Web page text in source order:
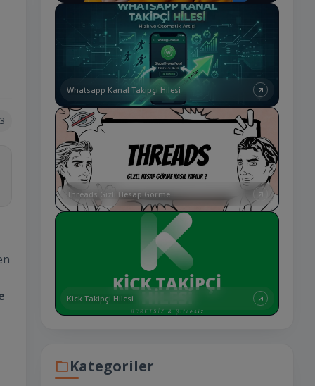
Whatsapp Kanal Takipçi Hilesi
Threads Gizli Hesap Görme
Kick Takipçi Hilesi
Kategoriler